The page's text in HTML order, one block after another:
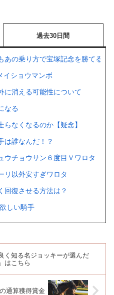
過去30日間
あの乗り方で宝塚記念を勝てる
イショウマンボ
に消える可能性について
なる
らなくなるのか【疑念】
は誰なんだ！？
ウチョウサン６度目Ｖワロタ
リ以外安すぎワロタ
回復させる方法は？
しい騎手
く知る名ジョッキーが選んだ
はこちら
通算獲得賞金